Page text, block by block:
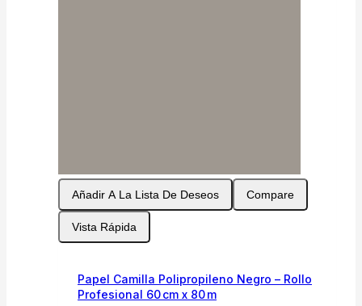
Añadir A La Lista De Deseos Compare
Vista Rápida
Papel Camilla Polipropileno Negro – Rollo
Profesional 60 cm x 80 m